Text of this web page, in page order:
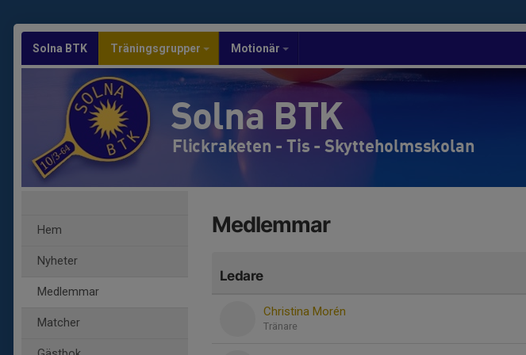
Solna BTK Träningsgrupper Motionär
Solna BTK
Flickraketen - Tis - Skytteholmsskolan
Hem
Nyheter
Medlemmar
Matcher
Medlemmar
Ledare
Christina Morén
Tränare